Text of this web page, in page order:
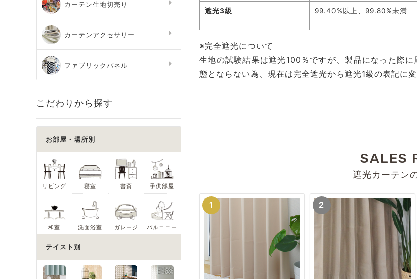
遮光3級 99.40%以上、99.80%未満
※完全遮光について
生地の試験結果は遮光100％ですが、製品になった際
態とならない為、現在は完全遮光から遮光1級の表記に変
SALES
遮光カーテン
カーテン生地切売り
カーテンアクセサリー
ファブリックパネル
こだわりから探す
お部屋・場所別
リビング 寝室 書斎 子供部屋
和室 洗面浴室 ガレージ バルコニー
テイスト別